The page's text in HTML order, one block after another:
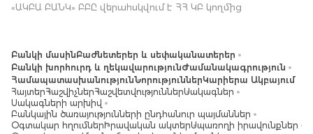
«ԱԿԲԱ ԲԱՆԿ» ԲԲԸ վերահսկվում է ՀՀ ԿԲ կողմից
Բանկի մասինԲաժնետերեր և սեփականատերեր
Բանկի խորհուրդ և ղեկավարությունԺամանակագրություն
ՀամապատասխանությունՆորություններԿարիերա Ակբայում
ՀայտերՀաշվիչներՀաշվետվություններՍակագներ
Սակագների արխիվ
Բանկային ծառայությունների ընդհանուր պայմաններ
Օգտակար հղումներ Իրավական ակտերՍպառողի իրավունքներ